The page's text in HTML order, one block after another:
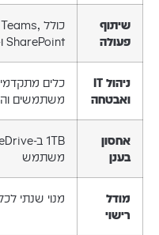
שיתוף
פעולה
כולל Teams,
SharePoint ו-Yammer
ניהול IT
ואבטחה
כלים
משתמשים
אחסון
בענן
משתמש
מודל
רישוי
מנוי שנתי